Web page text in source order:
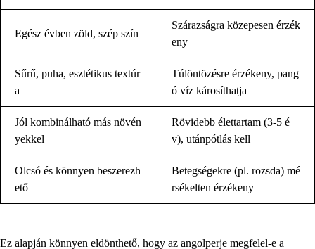
Egész évben zöld, szép szín
Szárazságra közepesen érzék
eny
Sűrű, puha, esztétikus textúr
a
Túlöntözésre érzékeny, pang
ó víz károsíthatja
Jól kombinálható más növén
yekkel
Rövidebb élettartam (3-5 é
v), utánpótlás kell
Olcsó és könnyen beszerezh
ető
Betegségekre (pl. rozsda) mé
rsékelten érzékeny
Ez alapján könnyen eldönthető, hogy az angolperje megfelel-e a